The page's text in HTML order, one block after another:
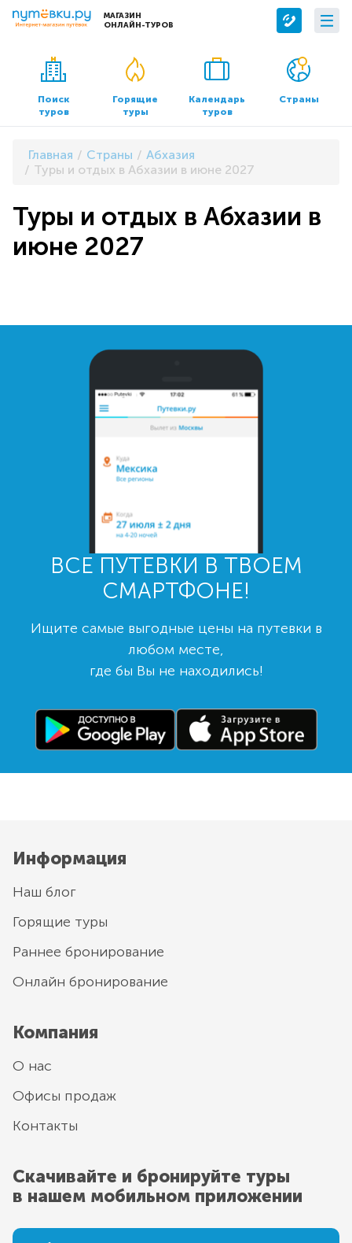
МАГАЗИН
ОНЛАЙН-ТУРОВ
Сервисы
Бронирование отелей
Трансфер
О компании
О нас
Контакты
Документы и реквизиты
Поиск
туров
Горящие
туры
Календарь
туров
Страны
Главная Страны
Абхазия
Туры и отдых в Абхазии в июне 2027
Туры и отдых в Абхазии в
июне 2027
ВСЕ ПУТЕВКИ В ТВОЕМ
СМАРТФОНЕ!
Ищите самые выгодные цены на путевки в
любом месте,
где бы Вы не находились!
Информация
Наш блог
Горящие туры
Раннее бронирование
Онлайн бронирование
Компания
О нас
Офисы продаж
Контакты
Скачивайте и бронируйте туры
в нашем мобильном приложении